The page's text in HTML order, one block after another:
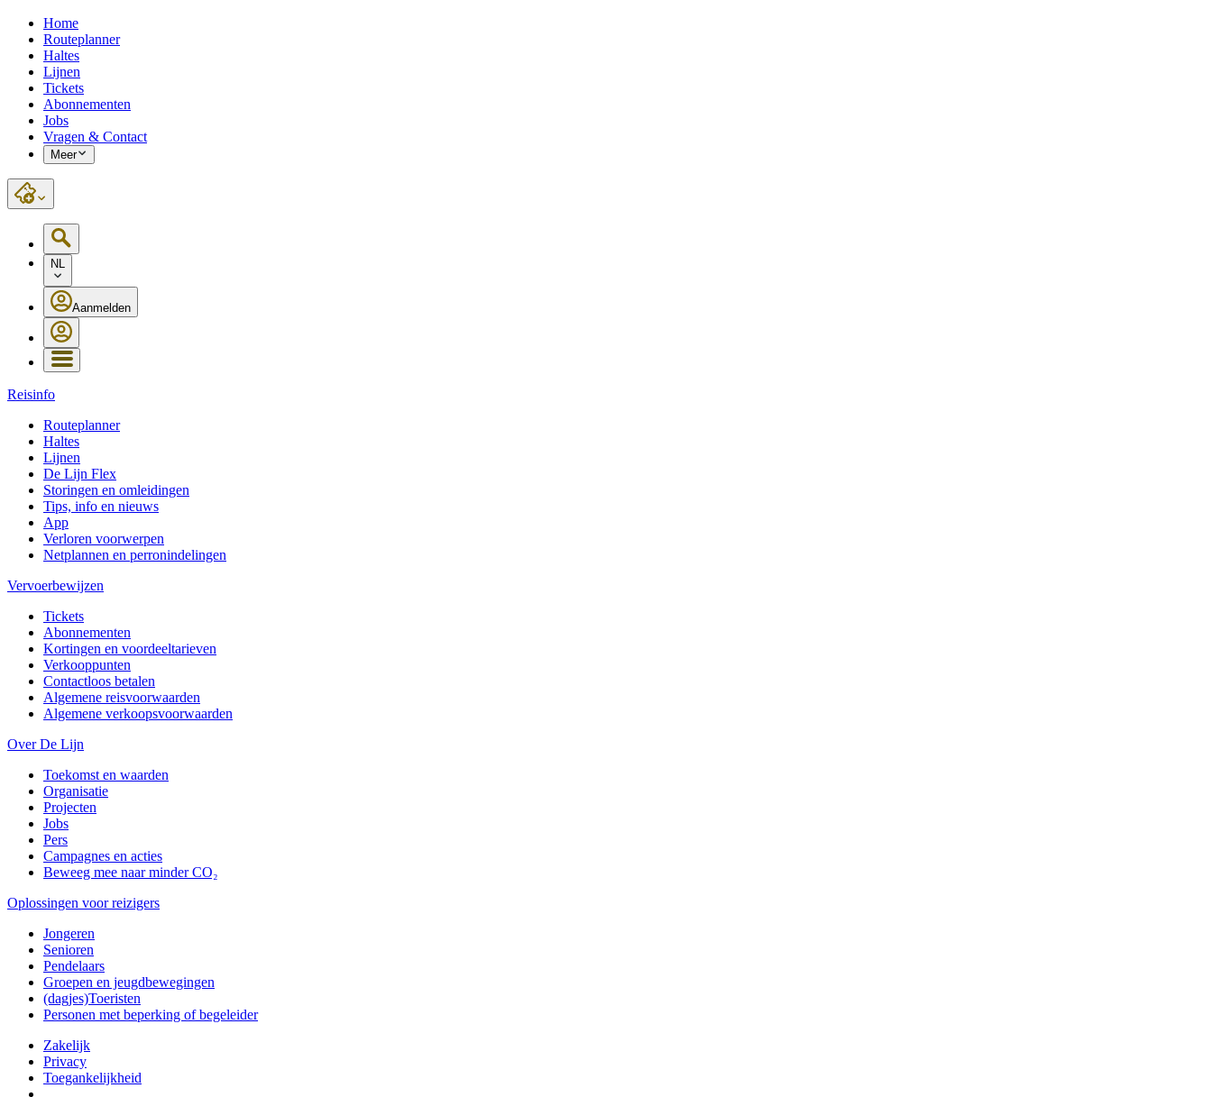
Home
Routeplanner
Haltes
Lijnen
Tickets
Abonnementen
Jobs
Vragen & Contact
Meer
NL
Aanmelden
Reisinfo
Routeplanner
Haltes
Lijnen
De Lijn Flex
Storingen en omleidingen
Tips, info en nieuws
App
Verloren voorwerpen
Netplannen en perronindelingen
Vervoerbewijzen
Tickets
Abonnementen
Kortingen en voordeeltarieven
Verkooppunten
Contactloos betalen
Algemene reisvoorwaarden
Algemene verkoopsvoorwaarden
Over De Lijn
Toekomst en waarden
Organisatie
Projecten
Jobs
Pers
Campagnes en acties
Beweeg mee naar minder CO₂
Oplossingen voor reizigers
Jongeren
Senioren
Pendelaars
Groepen en jeugdbewegingen
(dagjes)Toeristen
Personen met beperking of begeleider
Zakelijk
Privacy
Toegankelijkheid